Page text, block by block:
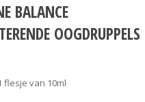
MELD JE AAN
BALANCE
OOGDRUPPELS
flesje van 10ml